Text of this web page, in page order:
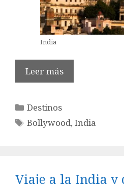
India
Leer más
Categorías
Destinos
Etiquetas
Bollywood,India
Viaje a la India y